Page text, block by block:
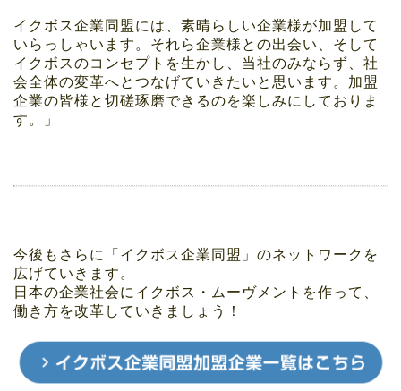
イクボス企業同盟には、素晴らしい企業様が加盟して
いらっしゃいます。それら企業様との出会い、そして
イクボスのコンセプトを生かし、当社のみならず、社
会全体の変革へとつなげていきたいと思います。加盟
企業の皆様と切磋琢磨できるのを楽しみにしておりま
す。」
今後もさらに「イクボス企業同盟」のネットワークを
広げていきます。
日本の企業社会にイクボス・ムーヴメントを作って、
働き方を改革していきましょう！